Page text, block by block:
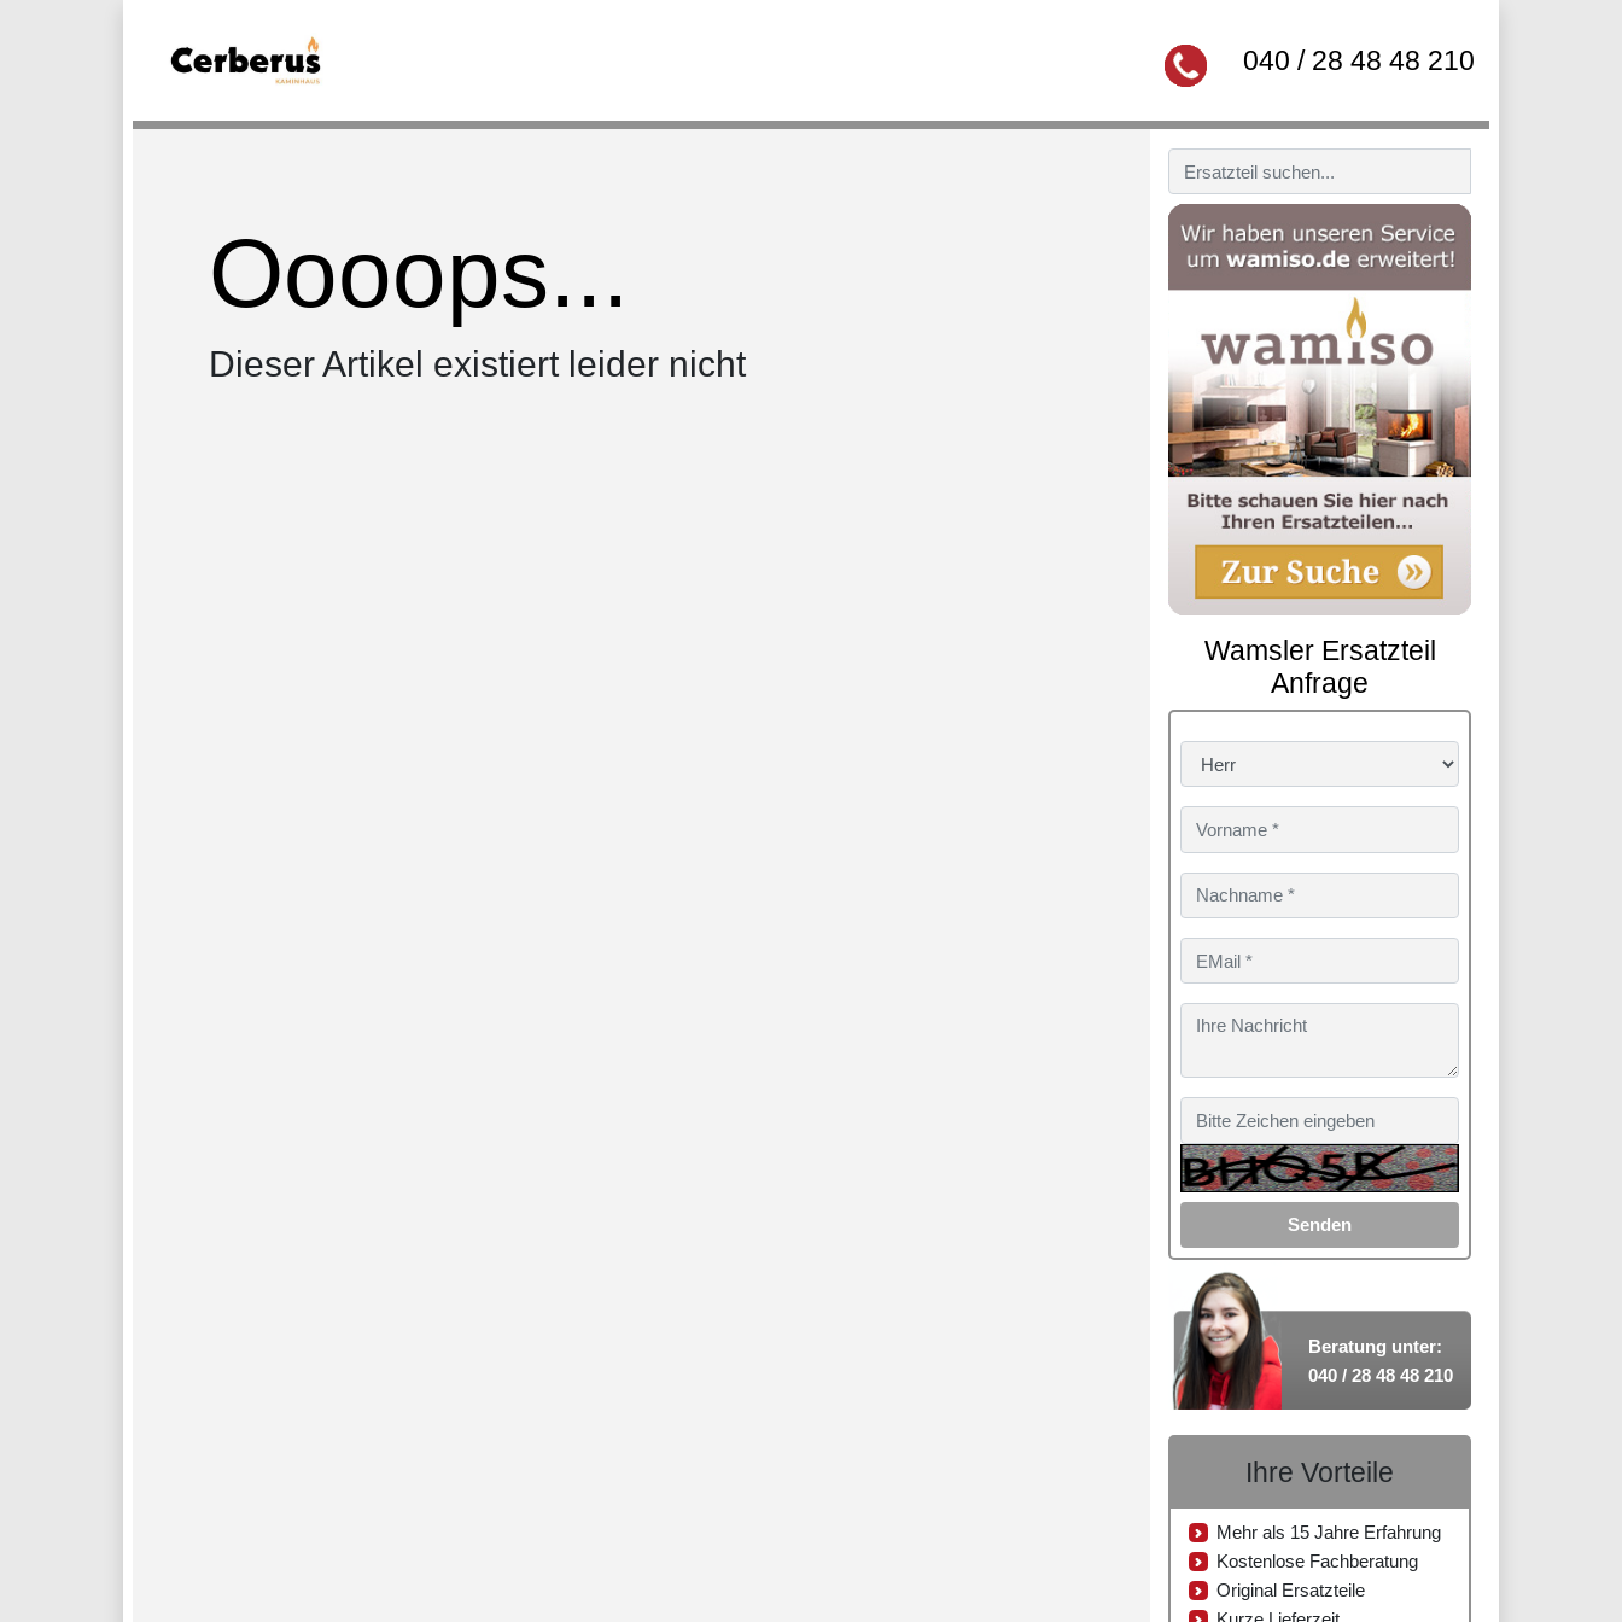
040 / 28 48 48 210
Oooops...
Dieser Artikel existiert leider nicht
Wamsler Ersatzteil
Anfrage
Senden
Beratung unter:
040 / 28 48 48 210
Ihre Vorteile
Mehr als 15 Jahre Erfahrung
Kostenlose Fachberatung
Original Ersatzteile